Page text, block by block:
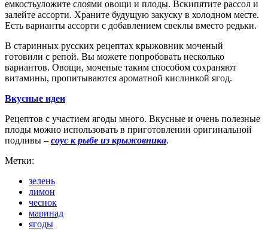
емкостьуложите слоями овощи и плоды. Вскипятите рассол и
залейте ассорти. Храните будущую закуску в холодном месте.
Есть варианты ассорти с добавлением свеклы вместо редьки.
В старинных русских рецептах крыжовник моченый
готовили с репой. Вы можете попробовать несколько
вариантов. Овощи, моченые таким способом сохраняют
витамины, пропитываются ароматной кислинкой ягод.
Вкусные идеи
Рецептов с участием ягоды много. Вкусные и очень полезные
плоды можно использовать в приготовлении оригинальной
подливы – соус к рыбе из крыжовника.
Метки:
зелень
лимон
чеснок
маринад
ягоды